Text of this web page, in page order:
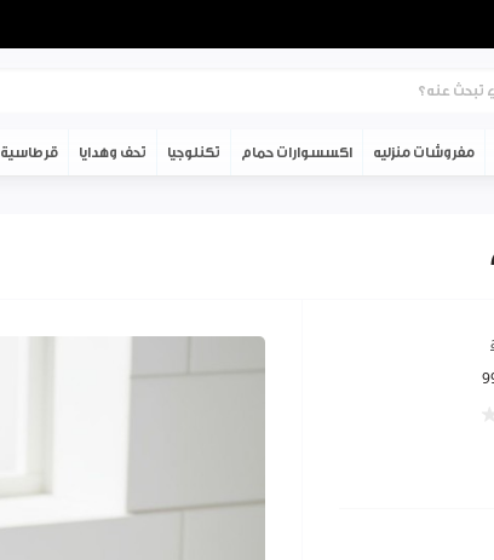
مفروشات منزليه اكسسوارات حمام تكنلوجيا تحف وهدايا قرطاسية